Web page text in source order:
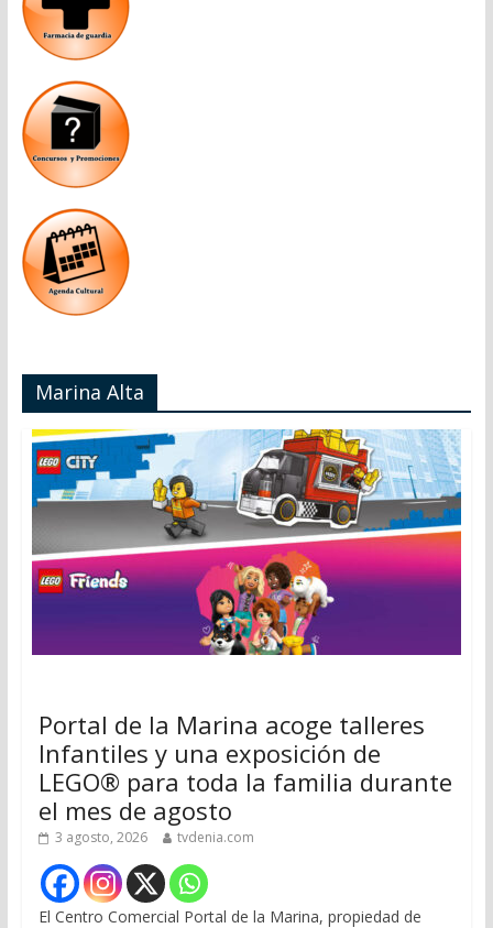
Marina Alta
Portal de la Marina acoge talleres
Infantiles y una exposición de
LEGO® para toda la familia durante
el mes de agosto
3 agosto, 2026 tvdenia.com
El Centro Comercial Portal de la Marina, propiedad de